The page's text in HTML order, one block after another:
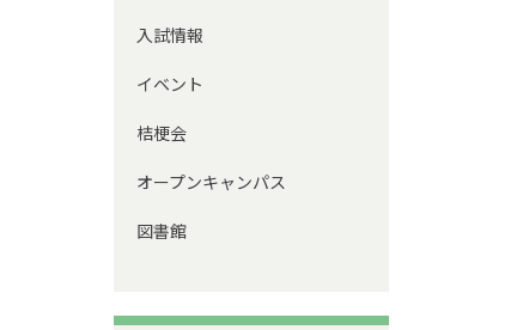
入試情報
イベント
桔梗会
オープンキャンパス
図書館